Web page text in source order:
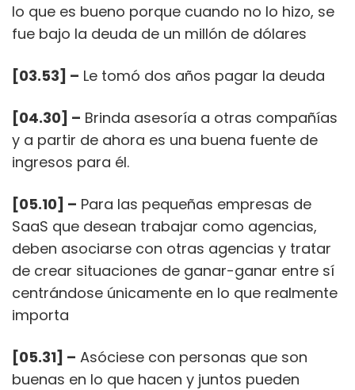
lo que es bueno porque cuando no lo hizo, se
fue bajo la deuda de un millón de dólares
[03.53] – Le tomó dos años pagar la deuda
[04.30] – Brinda asesoría a otras compañías
y a partir de ahora es una buena fuente de
ingresos para él.
[05.10] – Para las pequeñas empresas de
SaaS que desean trabajar como agencias,
deben asociarse con otras agencias y tratar
de crear situaciones de ganar-ganar entre sí
centrándose únicamente en lo que realmente
importa
[05.31] – Asóciese con personas que son
buenas en lo que hacen y juntos pueden